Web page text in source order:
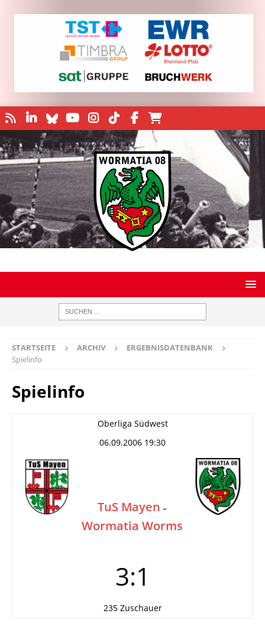
STARTSEITE ARCHIV
ERGEBNISDATENBANK
Spielinfo
Spielinfo
Oberliga Südwest
06.09.2006 19:30
TuS Mayen –
Wormatia Worms
3:1
235 Zuschauer